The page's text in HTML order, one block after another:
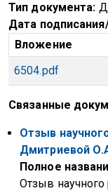
Тип документа
Дата
Вложение
6504.pdf
Связанные
Название
Отзыв
Дмитриевой
Полное
Отзыв